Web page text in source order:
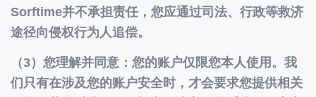
Sorftime并不承担责任，您应通过司法、行政等救济
途径向侵权行为人追偿。
（3）您理解并同意：您的账户仅限您本人使用。我
们只有在涉及您的账户安全时，才会要求您提供相关